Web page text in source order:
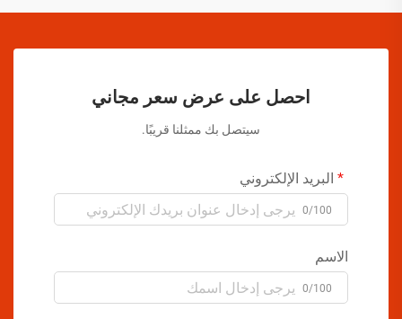
احصل على عرض سعر مجاني
سيتصل بك ممثلنا قريبًا.
البريد الإلكتروني
0/100
الاسم
0/100